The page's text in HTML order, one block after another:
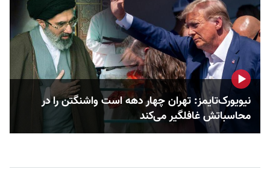
نیویورک‌تایمز: تهران چهار دهه است واشنگتن را در
محاسباتش غافلگیر می‌کند